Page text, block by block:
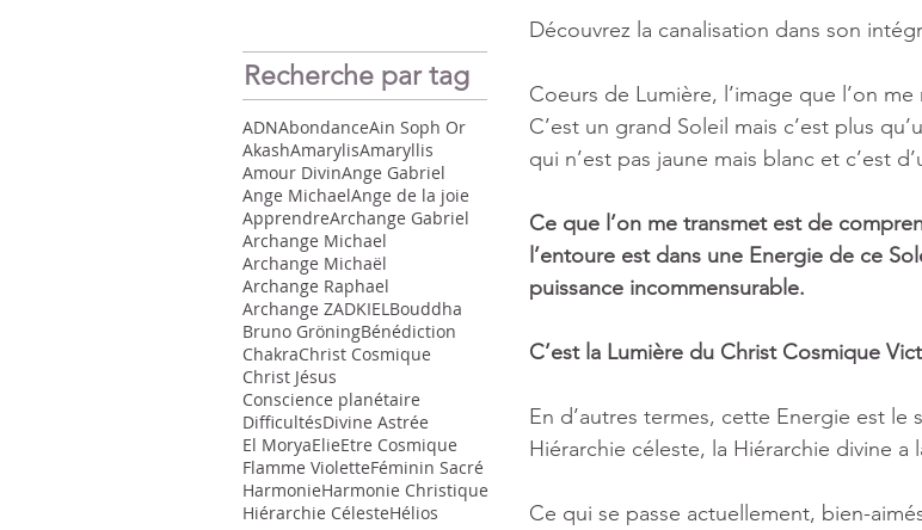
Recherche par tag
ADNAbondanceAin Soph Or
AkashAmarylisAmaryllis
Amour DivinAnge Gabriel
Ange MichaelAnge de la joie
ApprendreArchange Gabriel
Archange Michael
Archange Michaël
Archange Raphael
Archange ZADKIEL Bouddha
Bruno GröningBénédiction
ChakraChrist Cosmique
Christ Jésus
Conscience planétaire
DifficultésDivine Astrée
El MoryaElieEtre Cosmique
Flamme VioletteFéminin Sacré
HarmonieHarmonie Christique
Hiérarchie CélesteHélios
Découvrez la canalisation dans son
Coeurs de Lumière, l’image que l’on
C’est un grand Soleil mais c’est plus
qui n’est pas jaune mais blanc et c’est
Ce que l’on me transmet est de
l’entoure est dans une Energie de ce
puissance incommensurable.
C’est la Lumière du Christ Cosmique
En d’autres termes, cette Energie est
Hiérarchie céleste, la Hiérarchie divine a
Ce qui se passe actuellement, bien-